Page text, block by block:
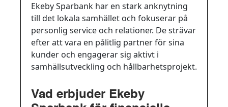
Ekeby Sparbank har en stark anknytning
till det lokala samhället och fokuserar på
personlig service och relationer. De strävar
efter att vara en pålitlig partner för sina
kunder och engagerar sig aktivt i
samhällsutveckling och hållbarhetsprojekt.
Vad erbjuder Ekeby